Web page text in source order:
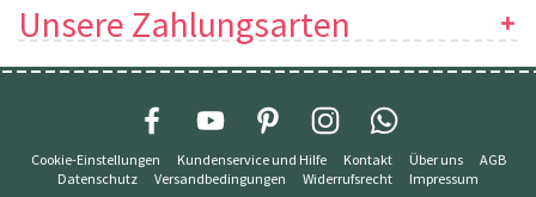
Unsere Zahlungsarten
Cookie-Einstellungen Kundenservice und Hilfe Kontakt Über uns
AGB
Datenschutz
Versandbedingungen Widerrufsrecht Impressum